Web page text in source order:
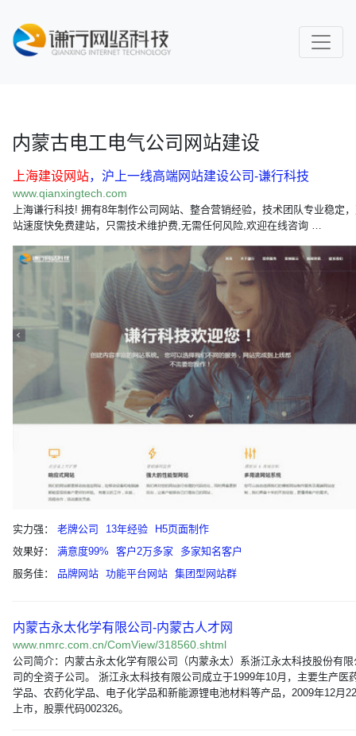
内蒙古电工电气公司网站建设
上海建设网站，沪上一线高端网站建设公司-谦行科技
www.qianxingtech.com
上海谦行科技! 拥有8年制作公司网站、整合营销经验，技术团队专业稳定
站速度快免费建站，只需技术维护费,无需任何风险,欢迎在线咨询 …
实力强： 老牌公司 13年经验
H5页面制作
效果好：
满意度99% 客户2万多家
多家知名客户
服务佳：
品牌网站 功能平台网站 集团型网站群
内蒙古永太化学有限公司-内蒙古人才网
www.nmrc.com.cn/ComView/318560.shtml
公司简介：内蒙古永太化学有限公司（内蒙永太）系浙江永太科技股份有限
司的全资子公司。 浙江永太科技有限公司成立于1999年10月，主要生产医
学品、农药化学品、电子化学品和新能源锂电池材料等产品，2009年12月
上市，股票代码002326。